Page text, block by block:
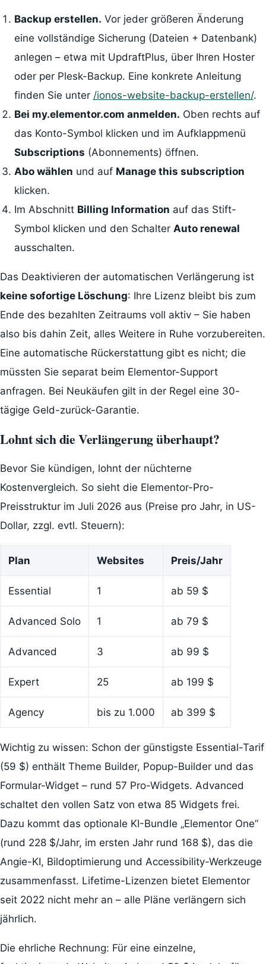
Backup erstellen. Vor jeder größeren Änderung
eine vollständige Sicherung (Dateien + Datenbank)
anlegen – etwa mit UpdraftPlus, über Ihren Hoster
oder per Plesk-Backup. Eine konkrete Anleitung
finden Sie unter /ionos-website-backup-erstellen/.
Bei my.elementor.com anmelden. Oben rechts auf
das Konto-Symbol klicken und im Aufklappmenü
Subscriptions (Abonnements) öffnen.
Abo wählen und auf Manage this subscription
klicken.
Im Abschnitt Billing Information auf das Stift-
Symbol klicken und den Schalter Auto renewal
ausschalten.
Das Deaktivieren der automatischen Verlängerung ist
keine sofortige Löschung: Ihre Lizenz bleibt bis zum
Ende des bezahlten Zeitraums voll aktiv – Sie haben
also bis dahin Zeit, alles Weitere in Ruhe vorzubereiten.
Eine automatische Rückerstattung gibt es nicht; die
müssten Sie separat beim Elementor-Support
anfragen. Bei Neukäufen gilt in der Regel eine 30-
tägige Geld-zurück-Garantie.
Lohnt sich die Verlängerung überhaupt?
Bevor Sie kündigen, lohnt der nüchterne
Kostenvergleich. So sieht die Elementor-Pro-
Preisstruktur im Juli 2026 aus (Preise pro Jahr, in US-
Dollar, zzgl. evtl. Steuern):
Plan Websites Preis/Jahr
Essential 1 ab 59 $
Advanced Solo 1 ab 79 $
Advanced 3 ab 99 $
Expert 25 ab 199 $
Agency bis zu 1.000 ab 399 $
Wichtig zu wissen: Schon der günstigste Essential-Tarif
(59 $) enthält Theme Builder, Popup-Builder und das
Formular-Widget – rund 57 Pro-Widgets. Advanced
schaltet den vollen Satz von etwa 85 Widgets frei.
Dazu kommt das optionale KI-Bundle „Elementor One”
(rund 228 $/Jahr, im ersten Jahr rund 168 $), das die
Angie-KI, Bildoptimierung und Accessibility-Werkzeuge
zusammenfasst. Lifetime-Lizenzen bietet Elementor
seit 2022 nicht mehr an – alle Pläne verlängern sich
jährlich.
Die ehrliche Rechnung: Für eine einzelne,